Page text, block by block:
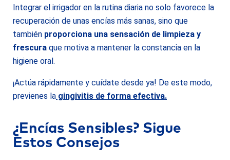
Integrar el irrigador en la rutina diaria no solo favorece la
recuperación de unas encías más sanas, sino que
también proporciona una sensación de limpieza y
frescura que motiva a mantener la constancia en la
higiene oral.
¡Actúa rápidamente y cuídate desde ya! De este modo,
previenes la gingivitis de forma efectiva.
¿Encías Sensibles? Sigue
Estos Consejos